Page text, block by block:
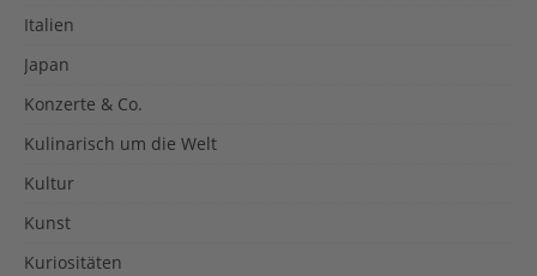
Italien
Japan
Konzerte & Co.
Kulinarisch um die Welt
Kultur
Kunst
Kuriositäten